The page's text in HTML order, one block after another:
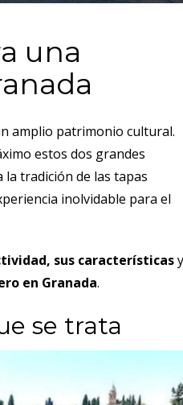
una
amplio patrimonio cultural.
estos dos grandes
la tradición de las tapas
inolvidable para el
sus característicasy
en Granada.
se trata